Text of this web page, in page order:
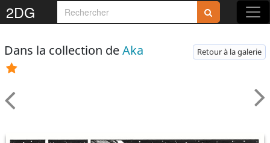
2DG
Dans la collection deAka Retour à la galerie